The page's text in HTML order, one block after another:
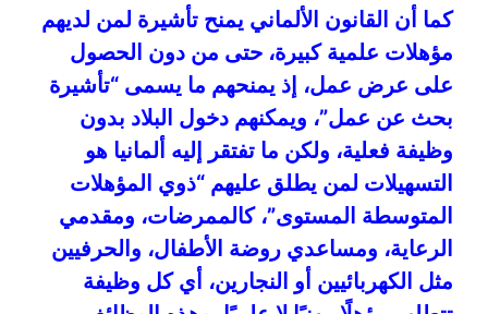
كما أن القانون الألماني يمنح تأشيرة لمن لديهم
مؤهلات علمية كبيرة، حتى من دون الحصول
على عرض عمل، إذ يمنحهم ما يسمى “تأشيرة
بحث عن عمل”، ويمكنهم دخول البلاد بدون
وظيفة فعلية، ولكن ما تفتقر إليه ألمانيا هو
التسهيلات لمن يطلق عليهم “ذوي المؤهلات
المتوسطة المستوى”، كالممرضات، ومقدمي
الرعاية، ومساعدي روضة الأطفال، والحرفيين
مثل الكهربائيين أو النجارين، أي كل وظيفة